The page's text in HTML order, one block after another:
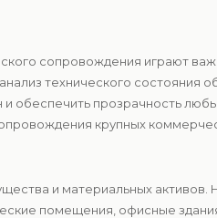
сопровождения играют
технического состояния
обеспечить прозрачность
крупных
и материальных активов.
помещения, офисные